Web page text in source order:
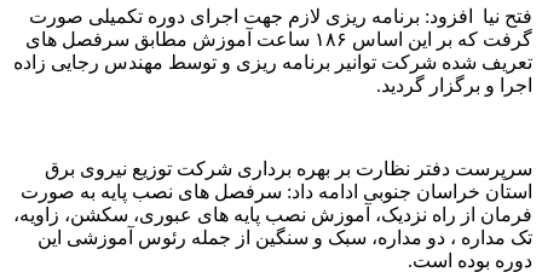
فتح نیا افزود: برنامه ریزی لازم جهت اجرای دوره تکمیلی صورت
گرفت که بر این اساس ۱۸۶ ساعت آموزش مطابق سرفصل های
تعريف شده شرکت توانیر برنامه ریزی و توسط مهندس رجایی زاده
اجرا و برگزار گردید.
سرپرست دفتر نظارت بر بهره برداری شرکت توزیع نیروی برق
استان خراسان جنوبی ادامه داد: سرفصل های نصب پایه به صورت
فرمان از راه نزدیک، آموزش نصب پایه های عبوری، سکشن، زاویه،
تک مداره ، دو مداره، سبک و سنگین از جمله رئوس آموزشی این
دوره بوده است.